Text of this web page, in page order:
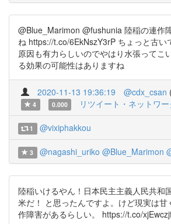
@Blue_Marimon @fushunia 陸稲の連作
ね https://t.co/6EkNszY3rP ちょっと古い
原因も有力らしいのでやはり水張ってこ
る効果の可能性はありますね
2020-11-13 19:36:19 @cdx_csan (
4
0.000 リツイート・ネットワ
1 @vixiphakkou
3 @nagashi_uriko @Blue_Marimon
陸稲いけるやん！日本民主主義人民共和
米だ！ と思ったんですよ。けど現実は甘
作障害があるらしい。 https://t.co/